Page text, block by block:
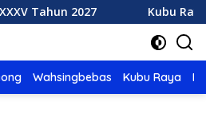
2027 Kubu Raya
Wahsingbebas Kubu Raya